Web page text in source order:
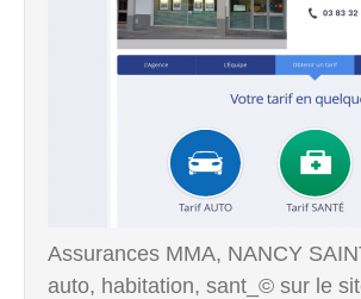
Assurances MMA, NANCY
auto, habitation, sant_© sur le